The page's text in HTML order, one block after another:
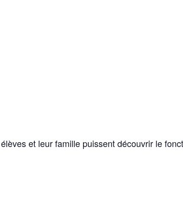
et leur famille puissent découvrir le